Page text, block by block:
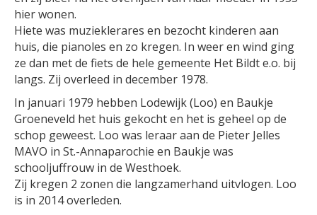
hier wonen.
Hiete was muzieklerares en bezocht kinderen aan
huis, die pianoles en zo kregen. In weer en wind ging
ze dan met de fiets de hele gemeente Het Bildt e.o. bij
langs. Zij overleed in december 1978.
In januari 1979 hebben Lodewijk (Loo) en Baukje
Groeneveld het huis gekocht en het is geheel op de
schop geweest. Loo was leraar aan de Pieter Jelles
MAVO in St.-Annaparochie en Baukje was
schooljuffrouw in de Westhoek.
Zij kregen 2 zonen die langzamerhand uitvlogen. Loo
is in 2014 overleden.